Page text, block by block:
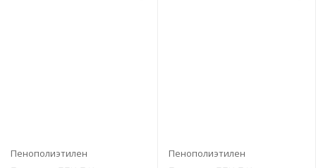
Пенополиэтилен
Пенополиэтилен